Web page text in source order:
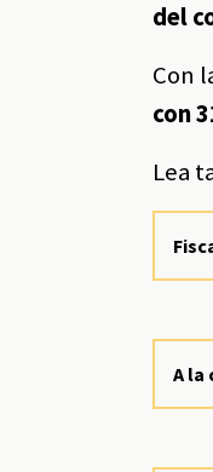
del
Con
con
Lea
A la